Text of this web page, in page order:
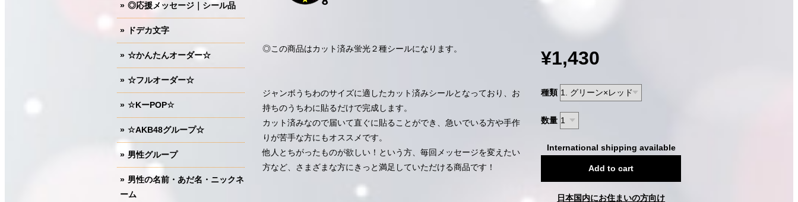
◎この商品はカット済み蛍光２種シールになります。
ジャンボうちわのサイズに適したカット済みシールとなっており、お
持ちのうちわに貼るだけで完成します。
カット済みなので届いて直ぐに貼ることができ、急いでいる方や手作
りが苦手な方にもオススメです。
他人とちがったものが欲しい！という方、毎回メッセージを変えたい
方など、さまざまな方にきっと満足していただける商品です！
¥1,430
種類
数量
International shipping available
Add to cart
日本国内にお住まいの方向け
◎応援メッセージ｜シール品
ドデカ文字
☆かんたんオーダー☆
☆フルオーダー☆
☆KーPOP☆
☆AKB48グループ☆
男性グループ
男性の名前・あだ名・ニックネ
ーム